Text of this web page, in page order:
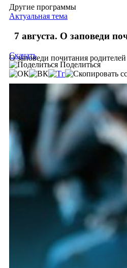
Другие программы
Актуальная тема
7 августа. О заповеди
О заповеди почитания родителей
Скачать
Поделиться